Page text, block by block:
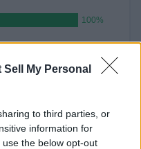
Sell My Personal
to third parties, or
information for
the below opt-out
100%
ABIERTO
Betis Balompié YouTube